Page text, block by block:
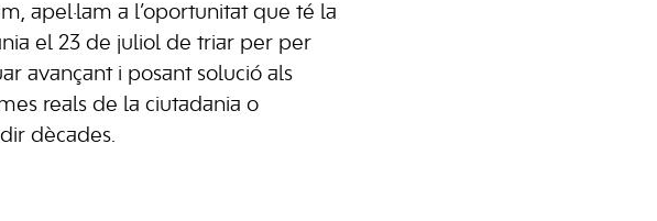
apel·lam a l’oportunitat que té la
el 23 de juliol de triar per per
avançant i posant solució als
reals de la ciutadania o
dècades.